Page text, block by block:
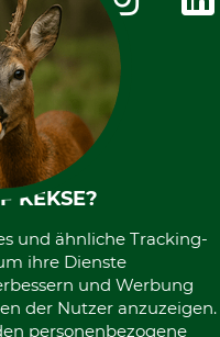
International
*Alle Preise in Euro
KEKSE?
und ähnliche Tracking-
ihre Dienste
und Werbung
der Nutzer anzuzeigen.
personenbezogene